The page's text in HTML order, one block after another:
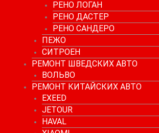
РЕНО ЛОГАН
РЕНО ДАСТЕР
РЕНО САНДЕРО
ПЕЖО
СИТРОЕН
РЕМОНТ ШВЕДСКИХ АВТО
ВОЛЬВО
РЕМОНТ КИТАЙСКИХ АВТО
EXEED
JETOUR
HAVAL